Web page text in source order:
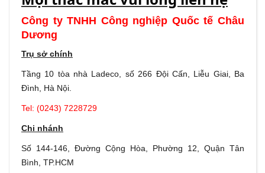
Công ty TNHH Công nghiệp Quốc tế Châu
Dương
Trụ sở chính
Tầng 10 tòa nhà Ladeco, số 266 Đội Cấn, Liễu Giai, Ba
Đình, Hà Nội.
Tel: (0243) 7228729
Chi nhánh
Số 144-146, Đường Cộng Hòa, Phường 12, Quận Tân
Bình, TP.HCM